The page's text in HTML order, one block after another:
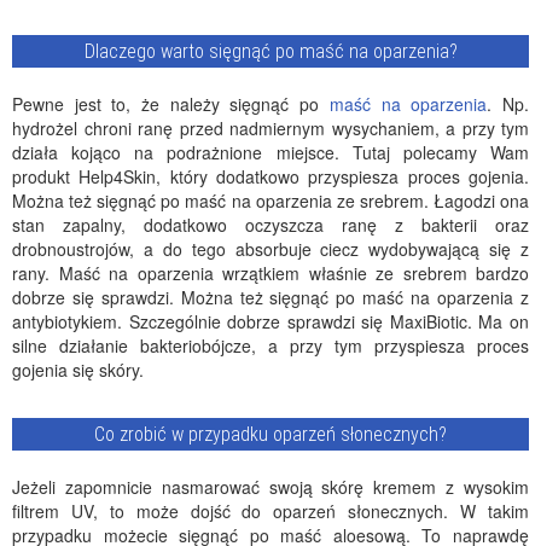
Dlaczego warto sięgnąć po maść na oparzenia?
Pewne jest to, że należy sięgnąć po maść na oparzenia. Np.
hydrożel chroni ranę przed nadmiernym wysychaniem, a przy tym
działa kojąco na podrażnione miejsce. Tutaj polecamy Wam
produkt Help4Skin, który dodatkowo przyspiesza proces gojenia.
Można też sięgnąć po maść na oparzenia ze srebrem. Łagodzi ona
stan zapalny, dodatkowo oczyszcza ranę z bakterii oraz
drobnoustrojów, a do tego absorbuje ciecz wydobywającą się z
rany. Maść na oparzenia wrzątkiem właśnie ze srebrem bardzo
dobrze się sprawdzi. Można też sięgnąć po maść na oparzenia z
antybiotykiem. Szczególnie dobrze sprawdzi się MaxiBiotic. Ma on
silne działanie bakteriobójcze, a przy tym przyspiesza proces
gojenia się skóry.
Co zrobić w przypadku oparzeń słonecznych?
Jeżeli zapomnicie nasmarować swoją skórę kremem z wysokim
filtrem UV, to może dojść do oparzeń słonecznych. W takim
przypadku możecie sięgnąć po maść aloesową. To naprawdę